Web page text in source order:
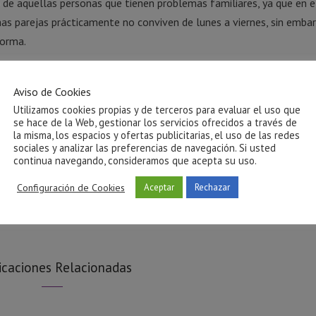
aquellas personas que tienen problemas familiares, ya que en
parejas prácticamente no conviven de lunes a viernes, sin
y en su mayor motivación también puede sentir tristeza al
llega la oportunidad de estar en un nuevo contexto. La tristeza
debe tener una causa lógica y real.
el fin de semana, entonces, debes intentar buscar un
de cambiarlo. Ello te permitirá poder disfrutar y descansar en
de forma diferente cuando llega el viernes, ampliando el tu
agradables en familia.
Relacionadas
Aviso de Cookies
Utilizamos cookies propias y de terceros para evaluar el uso que
se hace de la Web, gestionar los servicios ofrecidos a través de
la misma, los espacios y ofertas publicitarias, el uso de las redes
sociales y analizar las preferencias de navegación. Si usted
continua navegando, consideramos que acepta su uso.
Configuración de Cookies Aceptar Rechazar